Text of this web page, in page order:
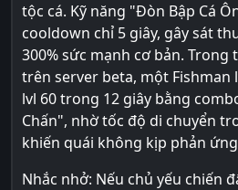
tộc cá. Kỹ năng "Đòn Bập Cá
cooldown chỉ 5 giây, gây sát
300% sức mạnh cơ bản.
trên server beta, một Fishman
lvl 60 trong 12 giây bằng
Chấn", nhờ tốc độ di chuyển
khiến quái không kịp phản
Nhắc nhở: Nếu chủ yếu chiến